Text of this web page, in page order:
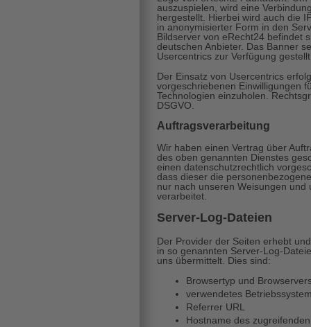
auszuspielen, wird eine
hergestellt. Hierbei wird auch die
in anonymisierter Form in den
Bildserver von eRecht24 befindet
deutschen Anbieter. Das Banner
Usercentrics zur Verfügung
Der Einsatz von Usercentrics
vorgeschriebenen Einwilligungen
Technologien einzuholen.
DSGVO.
Auftragsverarbeitung
Wir haben einen Vertrag über
des oben genannten Dienstes
einen datenschutzrechtlich
dass dieser die
nur nach unseren Weisungen und
verarbeitet.
Server-Log-Dateien
Der Provider der Seiten erhebt
in so genannten Server-Log-
uns übermittelt. Dies sind:
Browsertyp und
verwendetes
Referrer URL
Hostname des